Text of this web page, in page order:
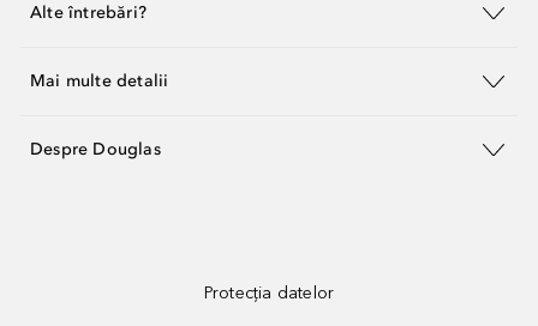
Alte întrebări?
Mai multe detalii
Despre Douglas
Protecția datelor